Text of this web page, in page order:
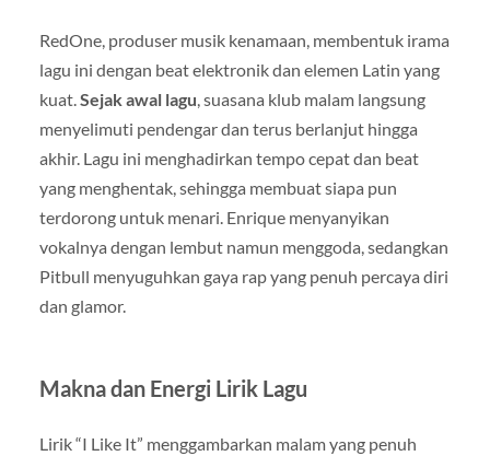
RedOne, produser musik kenamaan, membentuk irama
lagu ini dengan beat elektronik dan elemen Latin yang
kuat.Sejak awal lagu, suasana klub malam langsung
menyelimuti pendengar dan terus berlanjut hingga
akhir. Lagu ini menghadirkan tempo cepat dan beat
yang menghentak, sehingga membuat siapa pun
terdorong untuk menari. Enrique menyanyikan
vokalnya dengan lembut namun menggoda, sedangkan
Pitbull menyuguhkan gaya rap yang penuh percaya diri
dan glamor.
Makna dan Energi Lirik Lagu
Lirik “I Like It” menggambarkan malam yang penuh